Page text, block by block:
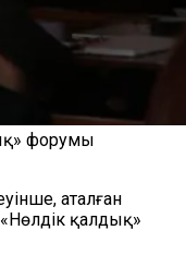
форумы
аталған
қалдық»